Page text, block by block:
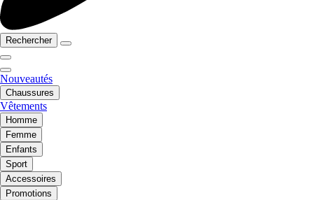
Rechercher
Nouveautés
Chaussures
Vêtements
Homme
Femme
Enfants
Sport
Accessoires
Promotions